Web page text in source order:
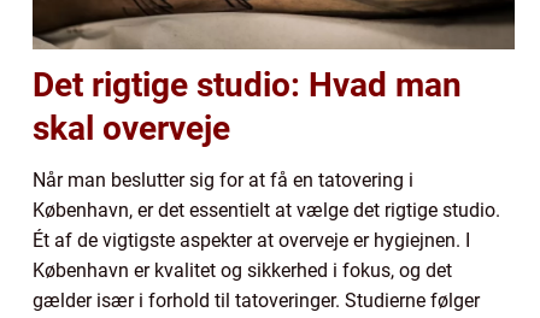
Det rigtige studio: Hvad man
skal overveje
Når man beslutter sig for at få en tatovering i
København, er det essentielt at vælge det rigtige studio.
Ét af de vigtigste aspekter at overveje er hygiejnen. I
København er kvalitet og sikkerhed i fokus, og det
gælder især i forhold til tatoveringer. Studierne følger